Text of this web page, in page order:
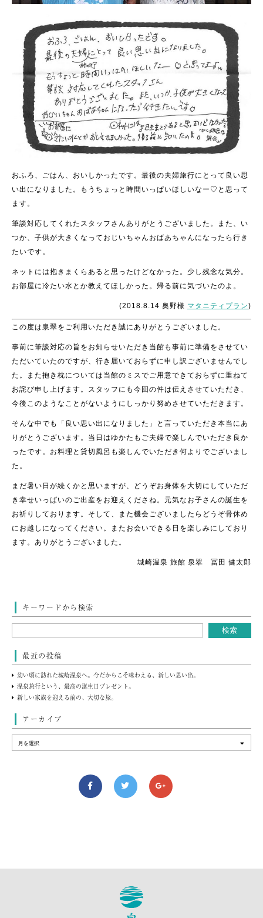
おふろ、ごはん、おいしかったです。最後の夫婦旅行にとって良い思
い出になりました。もうちょっと時間いっぱいほしいなー♡と思って
ます。
筆談対応してくれたスタッフさんありがとうございました。また、い
つか、子供が大きくなっておじいちゃんおばあちゃんになったら行き
たいです。
ネットには抱きまくらあると思ったけどなかった。少し残念な気分。
お部屋に冷たい水とか教えてほしかった。帰る前に気づいたのよ。
(2018.8.14 奥野様 マタニティプラン)
この度は泉翠をご利用いただき誠にありがとうございました。
事前に筆談対応の旨をお知らせいただき当館も事前に準備をさせてい
ただいていたのですが、行き届いておらずに申し訳ございませんでし
た。また抱き枕については当館のミスでご用意できておらずに重ねて
お詫び申し上げます。スタッフにも今回の件は伝えさせていただき、
今後このようなことがないようにしっかり努めさせていただきます。
そんな中でも「良い思い出になりました」と言っていただき本当にあ
りがとうございます。当日はゆかたもご夫婦で楽しんでいただき良か
ったです。お料理と貸切風呂も楽しんでいただき何よりでございまし
た。
まだ暑い日が続くかと思いますが、どうぞお身体を大切にしていただ
き幸せいっぱいのご出産をお迎えくださね。元気なお子さんの誕生を
お祈りしております。そして、また機会ございましたらどうぞ骨休め
にお越しになってください。またお会いできる日を楽しみにしており
ます。ありがとうございました。
城崎温泉 旅館 泉翠 冨田 健太郎
キーワードから検索
最近の投稿
幼い頃に訪れた城崎温泉へ。今だからこそ味わえる、新しい思い出。
温泉旅行という、最高の誕生日プレゼント。
新しい家族を迎える前の、大切な旅。
アーカイブ